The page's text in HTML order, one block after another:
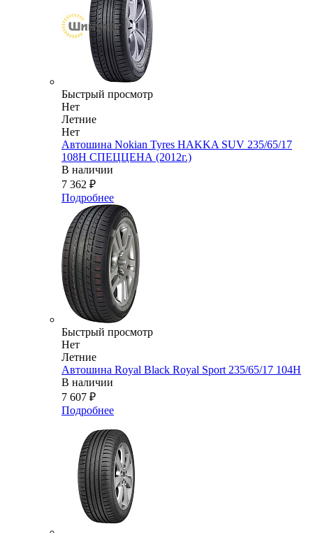
Быстрый просмотр
Нет
Летние
Нет
Автошина Nokian Tyres HAKKA SUV 235/65/17
108H СПЕЦЦЕНА (2012г.)
В наличии
7 362 ₽
Подробнее
Быстрый просмотр
Нет
Летние
Автошина Royal Black Royal Sport 235/65/17 104H
В наличии
7 607 ₽
Подробнее